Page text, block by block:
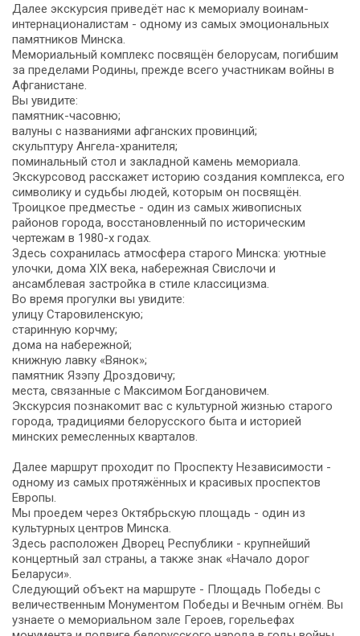
Далее экскурсия приведёт нас к мемориалу воинам-
интернационалистам - одному из самых эмоциональных
памятников Минска.
Мемориальный комплекс посвящён белорусам, погибшим
за пределами Родины, прежде всего участникам войны в
Афганистане.
Вы увидите:
памятник-часовню;
валуны с названиями афганских провинций;
скульптуру Ангела-хранителя;
поминальный стол и закладной камень мемориала.
Экскурсовод расскажет историю создания комплекса, его
символику и судьбы людей, которым он посвящён.
Троицкое предместье - один из самых живописных
районов города, восстановленный по историческим
чертежам в 1980-х годах.
Здесь сохранилась атмосфера старого Минска: уютные
улочки, дома XIX века, набережная Свислочи и
ансамблевая застройка в стиле классицизма.
Во время прогулки вы увидите:
улицу Старовиленскую;
старинную корчму;
дома на набережной;
книжную лавку «Вянок»;
памятник Язэпу Дроздовичу;
места, связанные с Максимом Богдановичем.
Экскурсия познакомит вас с культурной жизнью старого
города, традициями белорусского быта и историей
минских ремесленных кварталов.
Далее маршрут проходит по Проспекту Независимости -
одному из самых протяжённых и красивых проспектов
Европы.
Мы проедем через Октябрьскую площадь - один из
культурных центров Минска.
Здесь расположен Дворец Республики - крупнейший
концертный зал страны, а также знак «Начало дорог
Беларуси».
Следующий объект на маршруте - Площадь Победы с
величественным Монументом Победы и Вечным огнём. Вы
узнаете о мемориальном зале Героев, горельефах